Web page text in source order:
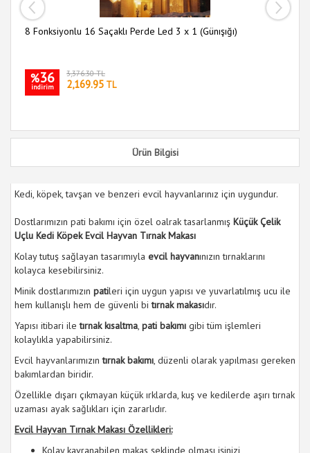
8 Fonksiyonlu 16 Saçaklı Perde Led 3 x 1 (Günışığı)
%36
indirim
3,376.30 TL
2,169.95 TL
Ürün Bilgisi
Kedi, köpek, tavşan ve benzeri evcil hayvanlarınız için uygundur.
Dostlarımızın pati bakımı için özel oalrak tasarlanmış Küçük Çelik
Uçlu Kedi Köpek Evcil Hayvan Tırnak Makası
Kolay tutuş sağlayan tasarımıyla evcil hayvanınızın tırnaklarını
kolayca kesebilirsiniz.
Minik dostlarımızın patileri için uygun yapısı ve yuvarlatılmış ucu ile
hem kullanışlı hem de güvenli bitırnak makasıdır.
Yapısı itibari iletırnak kısaltma pati bakımı gibi tüm işlemleri
kolaylıkla yapabilirsiniz.
Evcil hayvanlarımızıntırnak bakımı , düzenli olarak yapılması gereken
bakımlardan biridir.
Özellikle dışarı çıkmayan küçük ırklarda, kuş ve kedilerde aşırı tırnak
uzaması ayak sağlıkları için zararlıdır.
Evcil Hayvan Tırnak Makası Özellikleri:
Kolay kavranabilen makas şeklinde olması işinizi